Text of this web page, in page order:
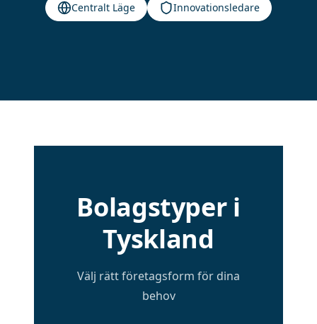
Centralt Läge
Innovationsledare
Bolagstyper i
Tyskland
Välj rätt företagsform för dina
behov